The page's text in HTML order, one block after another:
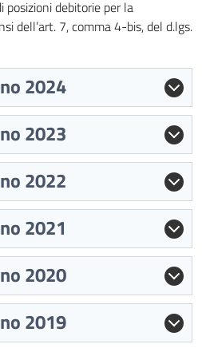
posizioni debitorie per la
dell’art. 7, comma 4-bis, del d.lgs.
2024
2023
2022
2021
2020
2019